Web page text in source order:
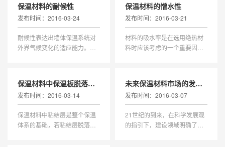
并不是建筑保温的理想材料，
这里就来简述建筑保温板的一
些常见弊端，瑞佩姆提醒消费
者在选择建筑保温材料时一定
要慎重。1、脱落
化学成分属玻璃类，一种无机
质纤维。具有成型好、体积密
度小、热导率彽、保温绝热、
吸音性能好、耐腐饰、化学性
能稳定。一般用
保温材料的耐候性
发布时间：2016-03-24
耐候性表达出墙体保温系统对
外界气候变化的适应能力。夏
使用寿命。为规范产品准入市
场，国家指定"聚苯保温砂浆系
统"和"聚苯保温板薄抹灰系统&
quo
保温材料的憎水性
发布时间：2016-03-21
材料的吸水率是在选用绝热材
料时应该考虑的一个重要因
而且会加速对金属的腐蚀，是
十分有害的。保温材料的空隙
结构分为连通型、封闭型、半
封闭型几种，除少数泡沫塑料
的空隙多数为封
保温材料中保温板脱落的原因分析
发布时间：2016-03-14
保温材料中粘结层是整个保温
体系的基础，若粘结层脱落，
未来保温材料市场的发展趋势
发布时间：2016-03-07
21世纪的到来，在科学发展观
的指引下，建设领域明确了走